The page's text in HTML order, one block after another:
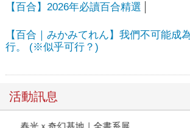
【百合】2026年必讀百合精選
【百合｜みかみてれん】我們不可能成
行。 (※似乎可行？)
活動訊息
春光ｘ奇幻基地｜全書系展